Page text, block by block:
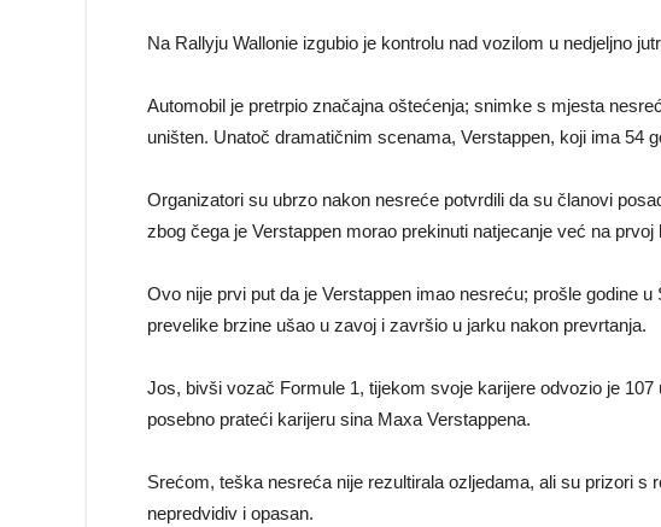
Na Rallyju Wallonie izgubio je kontrolu nad vozilom u nedjeljno
Automobil je pretrpio značajna oštećenja; snimke s mjesta
uništen. Unatoč dramatičnim scenama, Verstappen, koji ima 54
Organizatori su ubrzo nakon nesreće potvrdili da su članovi
zbog čega je Verstappen morao prekinuti natjecanje već na
Ovo nije prvi put da je Verstappen imao nesreću; prošle godine
prevelike brzine ušao u zavoj i završio u jarku nakon prevrtanja.
Jos, bivši vozač Formule 1, tijekom svoje karijere odvozio je
posebno prateći karijeru sina Maxa Verstappena.
Srećom, teška nesreća nije rezultirala ozljedama, ali su prizori s
nepredvidiv i opasan.